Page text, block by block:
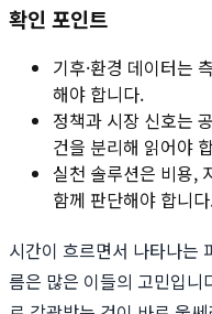
확인 포인트
기후·환경 데이터는
해야 합니다.
정책과 시장 신호는
건을 분리해 읽어야
실천 솔루션은 비용,
함께 판단해야 합니
시간이 흐르면서 나타나는
름은 많은 이들의 고민입니